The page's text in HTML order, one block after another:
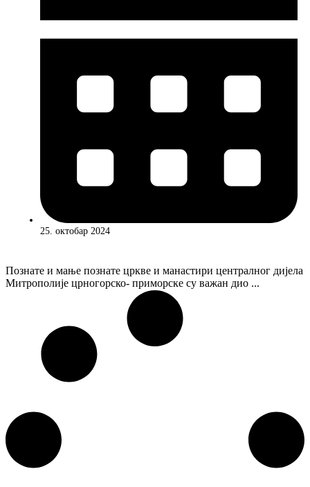
25. октобар 2024
Познате и мање познате цркве и манастири централног дијела
Митрополије црногорско- приморске су важан дио ...